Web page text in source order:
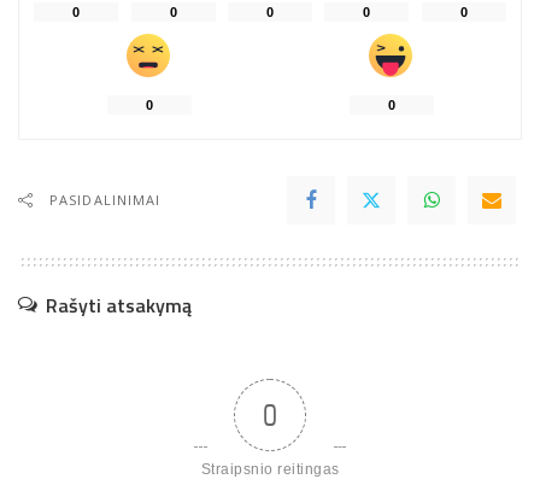
0 0 0 0 0
0 0
PASIDALINIMAI
Rašyti atsakymą
0
Straipsnio reitingas